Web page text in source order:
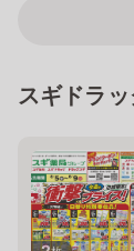
スギドラ